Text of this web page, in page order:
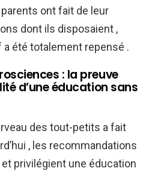
parents ont fait de leur
dont ils disposaient ,
été totalement repensé .
: la preuve
d’une éducation sans
des tout-petits a fait
, les recommandations
privilégient une éducation